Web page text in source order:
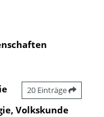
20 Einträge
Volkskunde